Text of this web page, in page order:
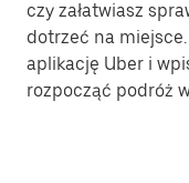
czy załatwiasz
dotrzeć na
aplikację Uber i
rozpocząć podróż